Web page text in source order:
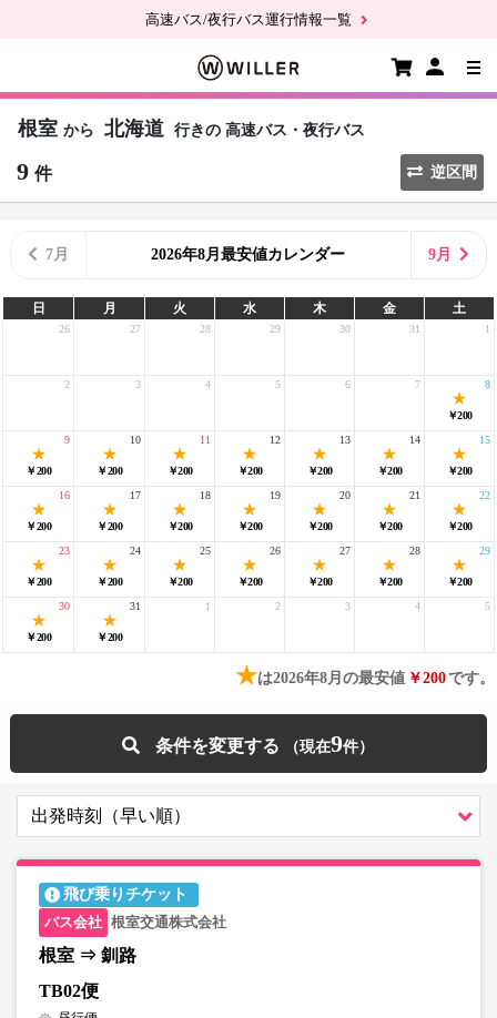
高速バス/夜行バス運行情報一覧
根室 から 北海道 行きの 高速バス・夜行バス
9 件 逆区間
7月 2026年8月最安値カレンダー 9月
日 月 火 水 木 金 土
26 27 28 29 30 31 1
2 3 4 5 6 7
￥200
8
￥200
9
￥200
10
￥200
11
￥200
12
￥200
13
￥200
14
￥200
15
￥200
16
￥200
17
￥200
18
￥200
19
￥200
20
￥200
21
￥200
22
￥200
23
￥200
24
￥200
25
￥200
26
￥200
27
￥200
28
￥200
29
￥200
30
￥200
31 1 2 3 4 5
★は2026年8月の最安値 ￥200です。
条件を変更する 9
飛び乗りチケット
根室交通株式会社
根室 ⇒ 釧路
TB02便